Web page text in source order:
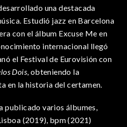
una destacada
Estudió jazz en Barcelona
con el álbum Excuse Me en
internacional llegó
el Festival de Eurovisión con
Dois, obteniendo la
en la historia del certamen.
publicado varios álbumes,
(2019), bpm (2021)